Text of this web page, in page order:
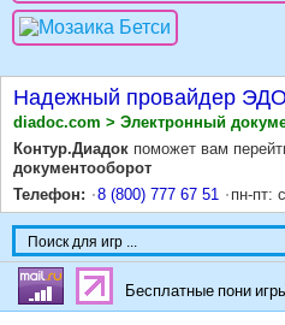
Надежный провайдер ЭДО
diadoc.com > Электронный
Контур.Диадок поможет вам
документооборот
Телефон:
8 (800) 777 67 51 пн-пт:
Бесплатные пони